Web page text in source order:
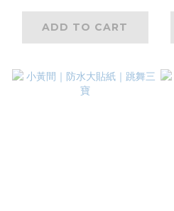
ADD TO CART